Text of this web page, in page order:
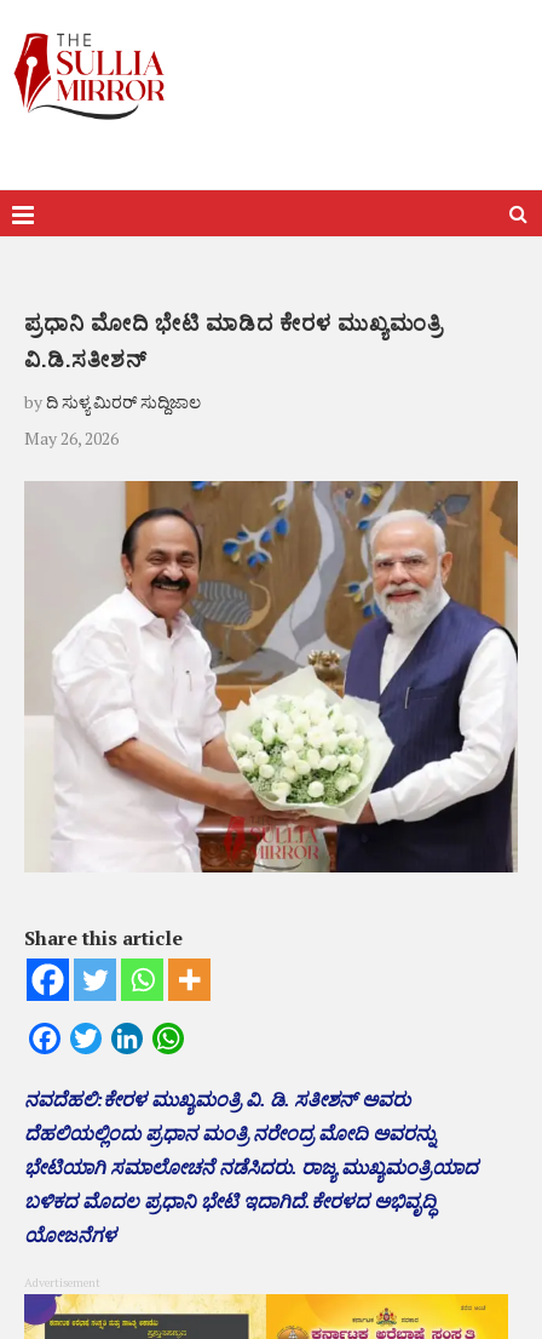
ಪ್ರಧಾನಿ ಮೋದಿ ಭೇಟಿ ಮಾಡಿದ ಕೇರಳ ಮುಖ್ಯಮಂತ್ರಿ
ವಿ.ಡಿ.ಸತೀಶನ್
byದಿ ಸುಳ್ಯ ಮಿರರ್ ಸುದ್ದಿಜಾಲ
May 26, 2026
Share this article
FacebookTwitterLinkedIn
ನವದೆಹಲಿ:ಕೇರಳ ಮುಖ್ಯಮಂತ್ರಿ ವಿ. ಡಿ. ಸತೀಶನ್ ಅವರು
ದೆಹಲಿಯಲ್ಲಿಂದು ಪ್ರಧಾನ ಮಂತ್ರಿ ನರೇಂದ್ರ ಮೋದಿ ಅವರನ್ನು
ಭೇಟಿಯಾಗಿ ಸಮಾಲೋಚನೆ ನಡೆಸಿದರು. ರಾಜ್ಯ ಮುಖ್ಯಮಂತ್ರಿಯಾದ
ಬಳಿಕದ ಮೊದಲ ಪ್ರಧಾನಿ ಭೇಟಿ ಇದಾಗಿದೆ.ಕೇರಳದ ಅಭಿವೃದ್ಧಿ
ಯೋಜನೆಗಳ
Advertisement